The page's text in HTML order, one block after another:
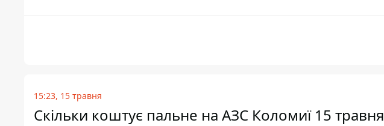
15:23, 15 травня
Скільки коштує пальне на АЗС Коломиї 15 травня